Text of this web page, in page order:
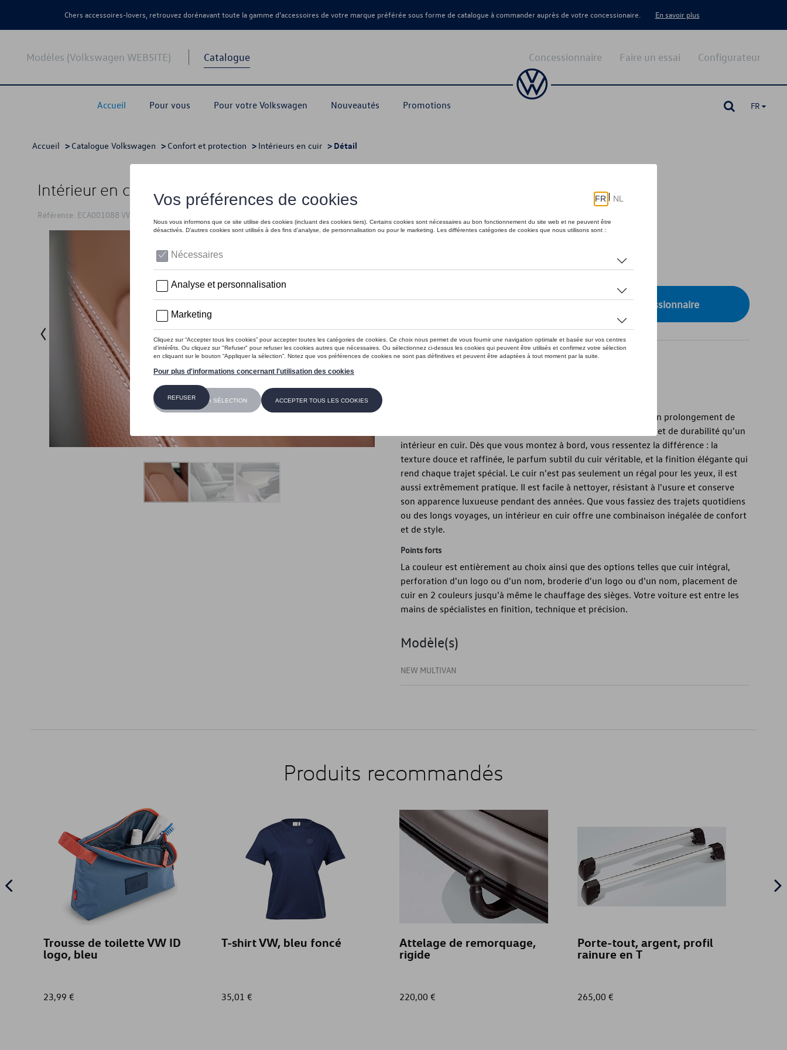
Chers accessoires-lovers, retrouvez dorénavant toute la gamme d’accessoires de votre marque préférée sous forme de catalogue à commander auprès de votre concessionaire. En savoir plus
Modèles (Volkswagen WEBSITE) Catalogue
Accueil Pour vous Pour votre Volkswagen Nouveautés Promotions
Configurateur
Faire un essai
Concessionnaire
FR
Accueil > Catalogue Volkswagen > Confort et protection > Intérieurs en cuir > Détail
Intérieur en cuir VW Multivan 5pl
Référence: ECA001088 VW
Ce produit n'est actuellement pas de stock
Vérifiez la disponibilité auprès de votre concessionnaire
Introduction
Une voiture est plus qu'un simple moyen de transport - c'est un prolongement de
votre personnalité. Et rien ne respire plus de classe, de confort et de durabilité qu'un
intérieur en cuir. Dès que vous montez à bord, vous ressentez la différence : la
texture douce et raffinée, le parfum subtil du cuir véritable, et la finition élégante qui
rend chaque trajet spécial. Le cuir n'est pas seulement un régal pour les yeux, il est
aussi extrêmement pratique. Il est facile à nettoyer, résistant à l'usure et conserve
son apparence luxueuse pendant des années. Que vous fassiez des trajets quotidiens
ou des longs voyages, un intérieur en cuir offre une combinaison inégalée de confort
et de style.
Points forts
La couleur est entièrement au choix ainsi que des options telles que cuir intégral,
perforation d'un logo ou d'un nom, broderie d'un logo ou d'un nom, placement de
cuir en 2 couleurs jusqu'à même le chauffage des sièges. Votre voiture est entre les
mains de spécialistes en finition, technique et précision.
Modèle(s)
NEW MULTIVAN
Produits recommandés
Trousse de toilette VW ID
logo, bleu
23,99 €
T-shirt VW, bleu foncé
35,01 €
Attelage de remorquage,
rigide
220,00 €
Porte-tout, argent, profil
rainure en T
265,00 €